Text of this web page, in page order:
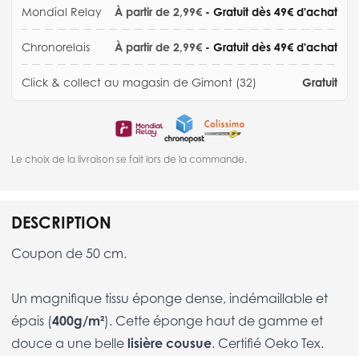
Mondial Relay À partir de 2,99€ - Gratuit dès 49€ d'achat
Chronorelais À partir de 2,99€ - Gratuit dès 49€ d'achat
Click & collect au magasin de Gimont (32) Gratuit
Le choix de la livraison se fait lors de la commande.
DESCRIPTION
Coupon de 50 cm.
Un magnifique tissu éponge dense, indémaillable et
épais (400g/m²). Cette éponge haut de gamme et
douce a une belle lisière cousue. Certifié Oeko Tex.